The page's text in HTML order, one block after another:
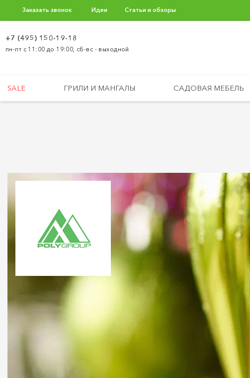
Заказать звонок Идеи Статьи и обзоры
+7 (495) 150-19-18
пн-пт с 11:00 до 19:00, сб-вс - выходной
SALE ГРИЛИ И МАНГАЛЫ САДОВАЯ МЕБЕЛЬ